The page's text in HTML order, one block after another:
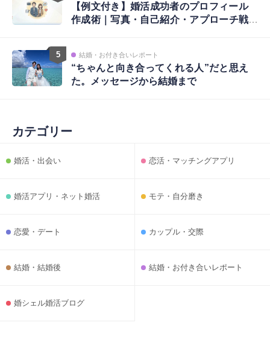
【例文付き】婚活成功者のプロフィール
作成術｜写真・自己紹介・アプローチ戦
5 結婚・お付き合いレポート
“ちゃんと向き合ってくれる人”だと思え
た。メッセージから結婚まで
カテゴリー
婚活・出会い 恋活・マッチングアプリ
婚活アプリ・ネット婚活 モテ・自分磨き
恋愛・デート カップル・交際
結婚・結婚後 結婚・お付き合いレポート
婚シェル婚活ブログ